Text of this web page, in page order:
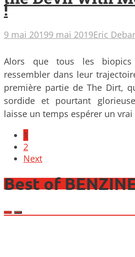
!
9 mai 20199 mai 2019Eric
Alors que tous les
ressembler dans leur
première partie de The Dirt,
sordide et pourtant
laisse un temps espérer un vrai
Posts
navigation
1
2
Next
Best of